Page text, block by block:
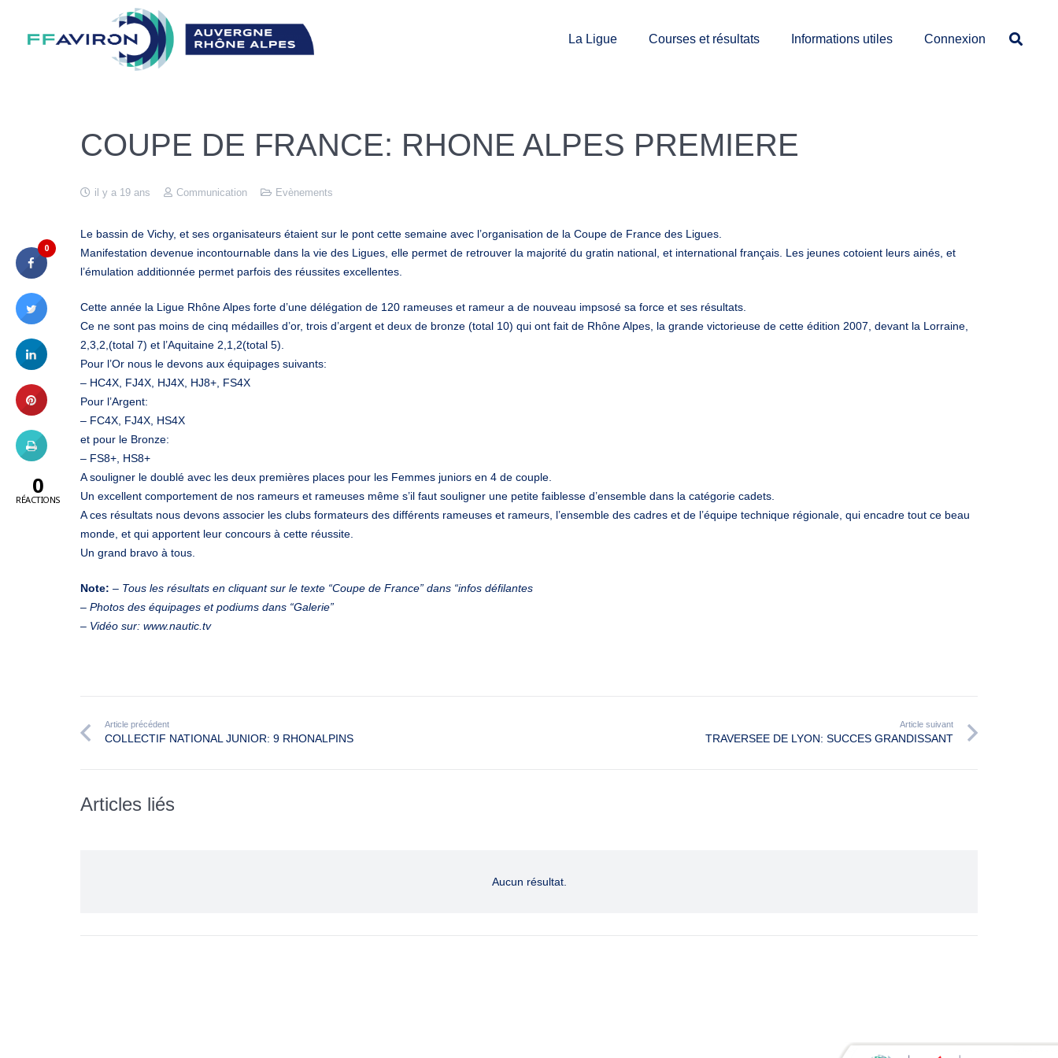
La Ligue Courses et résultats Informations utiles Connexion
COUPE DE FRANCE: RHONE ALPES PREMIERE
il y a 19 ans Communication Evènements
Le bassin de Vichy, et ses organisateurs étaient sur le pont cette semaine avec l’organisation de la Coupe de France des Ligues.
Manifestation devenue incontournable dans la vie des Ligues, elle permet de retrouver la majorité du gratin national, et international français. Les jeunes cotoient leurs ainés, et
l’émulation additionnée permet parfois des réussites excellentes.
Cette année la Ligue Rhône Alpes forte d’une délégation de 120 rameuses et rameur a de nouveau impsosé sa force et ses résultats.
Ce ne sont pas moins de cinq médailles d’or, trois d’argent et deux de bronze (total 10) qui ont fait de Rhône Alpes, la grande victorieuse de cette édition 2007, devant la Lorraine,
2,3,2,(total 7) et l’Aquitaine 2,1,2(total 5).
Pour l’Or nous le devons aux équipages suivants:
– HC4X, FJ4X, HJ4X, HJ8+, FS4X
Pour l’Argent:
– FC4X, FJ4X, HS4X
et pour le Bronze:
– FS8+, HS8+
A souligner le doublé avec les deux premières places pour les Femmes juniors en 4 de couple.
Un excellent comportement de nos rameurs et rameuses même s’il faut souligner une petite faiblesse d’ensemble dans la catégorie cadets.
A ces résultats nous devons associer les clubs formateurs des différents rameuses et rameurs, l’ensemble des cadres et de l’équipe technique régionale, qui encadre tout ce beau
monde, et qui apportent leur concours à cette réussite.
Un grand bravo à tous.
Note: – Tous les résultats en cliquant sur le texte “Coupe de France” dans “infos défilantes
– Photos des équipages et podiums dans “Galerie”
– Vidéo sur: www.nautic.tv
Article précédent
COLLECTIF NATIONAL JUNIOR: 9 RHONALPINS
Article suivant
TRAVERSEE DE LYON: SUCCES GRANDISSANT
Articles liés
Aucun résultat.
0
0
RÉACTIONS